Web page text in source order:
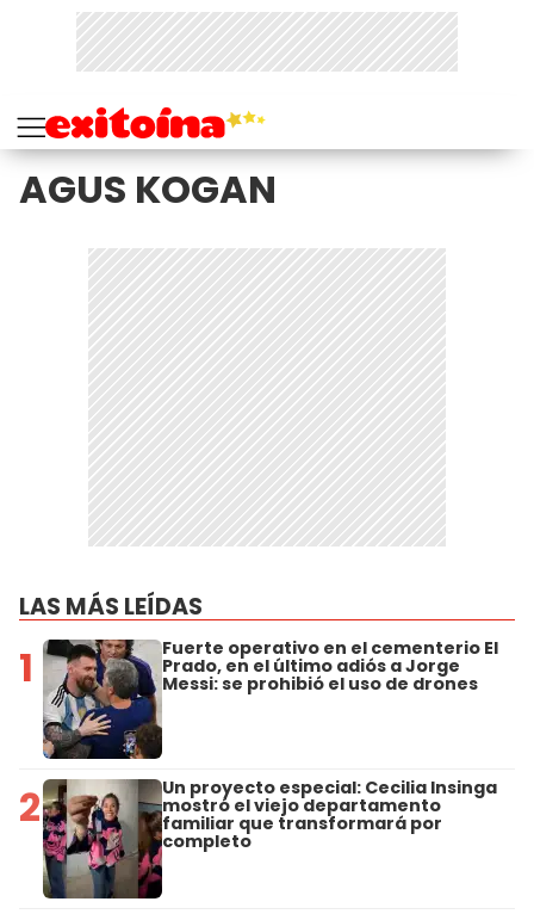
AGUS KOGAN
LAS MÁS LEÍDAS
1 Fuerte operativo en el cementerio El
Prado, en el último adiós a Jorge
Messi: se prohibió el uso de drones
2 Un proyecto especial: Cecilia Insinga
mostró el viejo departamento
familiar que transformará por
completo